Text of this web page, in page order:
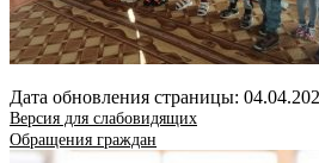
Дата обновления страницы:
Версия для слабовидящих
Обращения граждан